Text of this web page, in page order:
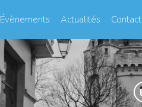
Évènements Actualités Contact